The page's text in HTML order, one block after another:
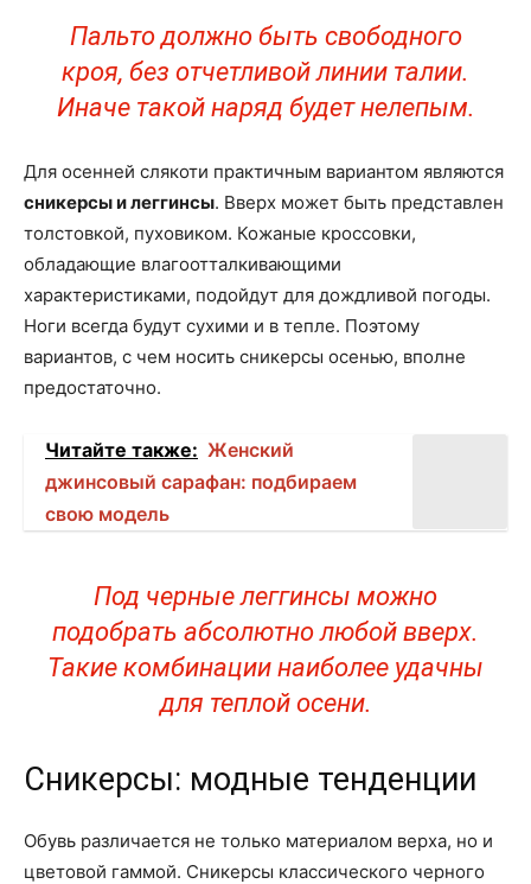
Пальто должно быть свободного
кроя, без отчетливой линии талии.
Иначе такой наряд будет нелепым.
Для осенней слякоти практичным вариантом являются
сникерсы и леггинсы. Вверх может быть представлен
толстовкой, пуховиком. Кожаные кроссовки,
обладающие влагоотталкивающими
характеристиками, подойдут для дождливой погоды.
Ноги всегда будут сухими и в тепле. Поэтому
вариантов, с чем носить сникерсы осенью, вполне
предостаточно.
Читайте также: Женский
джинсовый сарафан: подбираем
свою модель
Под черные леггинсы можно
подобрать абсолютно любой вверх.
Такие комбинации наиболее удачны
для теплой осени.
Сникерсы: модные тенденции
Обувь различается не только материалом верха, но и
цветовой гаммой. Сникерсы классического черного